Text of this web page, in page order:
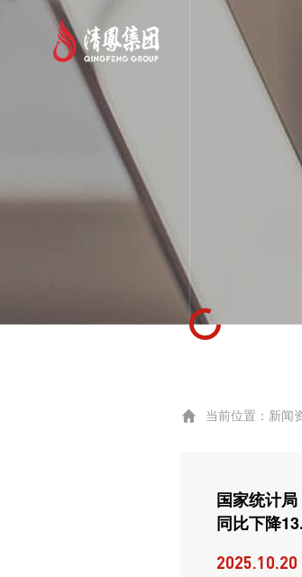
当前位置： 新闻
国家统计
同比下降
2025.10.20